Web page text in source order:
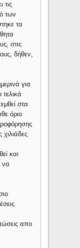
τις
των
τα
στις
δήθεν,
για
τελικά
στα
όριο
και
να
απο